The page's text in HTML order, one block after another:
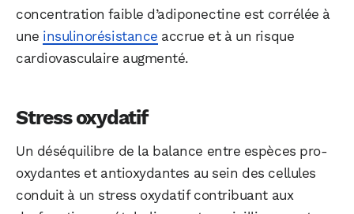
concentration faible d’adiponectine est corrélée à
une insulinorésistance accrue et à un risque
cardiovasculaire augmenté.
Stress oxydatif
Un déséquilibre de la balance entre espèces pro-
oxydantes et antioxydantes au sein des cellules
conduit à un stress oxydatif contribuant aux